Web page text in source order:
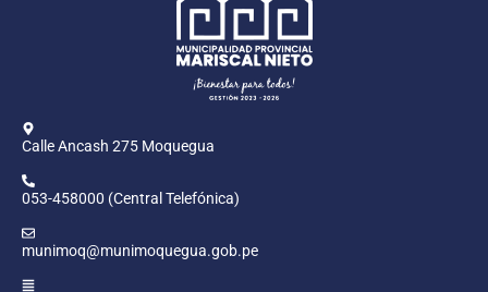
Calle Ancash 275 Moquegua
053-458000 (Central Telefónica)
munimoq@munimoquegua.gob.pe